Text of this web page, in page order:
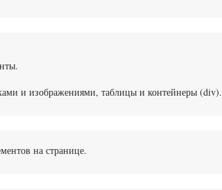
и изображениями, таблицы и контейнеры (div).
на странице.